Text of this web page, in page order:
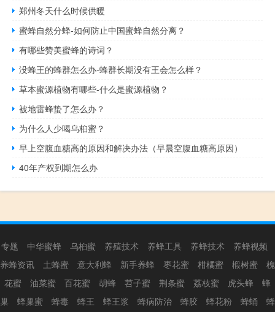
郑州冬天什么时候供暖
蜜蜂自然分蜂-如何防止中国蜜蜂自然分离？
有哪些赞美蜜蜂的诗词？
没蜂王的蜂群怎么办-蜂群长期没有王会怎么样？
草本蜜源植物有哪些-什么是蜜源植物？
被地雷蜂蛰了怎么办？
为什么人少喝乌桕蜜？
早上空腹血糖高的原因和解决办法（早晨空腹血糖高原因）
40年产权到期怎么办
专题 中华蜜蜂 乌桕蜜 养殖技术 养蜂工具 养蜂技术
养蜂视频
养蜂资讯
土蜂蜜 意大利蜂 新手养蜂 枣花蜜 柑橘蜜 椴树蜜
槐
花蜜
油菜蜜 百花蜜 胡蜂 苕子蜜 荆条蜜 荔枝蜜 虎头蜂
蜂
巢
蜂巢蜜 蜂毒 蜂王 蜂王浆 蜂病防治 蜂胶 蜂花粉 蜂蛹
蜂